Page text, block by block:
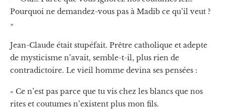
Pourquoi ne demandez-vous pas à Madib ce qu’il veut ?
»
Jean-Claude était stupéfait. Prêtre catholique et adepte
de mysticisme n’avait, semble-t-il, plus rien de
contradictoire. Le vieil homme devina ses pensées :
« Ce n’est pas parce que tu vis chez les blancs que nos
rites et coutumes n’existent plus mon fils.